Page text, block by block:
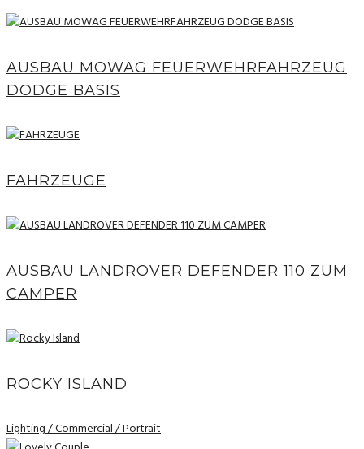
AUSBAU MOWAG FEUERWEHRFAHRZEUG
DODGE BASIS
FAHRZEUGE
AUSBAU LANDROVER DEFENDER 110 ZUM
CAMPER
ROCKY ISLAND
Lighting / Commercial / Portrait